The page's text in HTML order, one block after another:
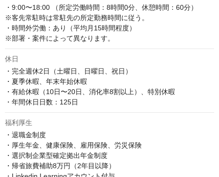
・9:00〜18:00 （所定労働時間：8時間0分、休憩時間：60分）
※客先常駐時は常駐先の所定勤務時間に従う。
・時間外労働：あり（平均月15時間程度）
※部署・案件によって異なります。
休日
・完全週休2日（土曜日、日曜日、祝日）
・夏季休暇、年末年始休暇
・有給休暇（10日〜20日、消化率8割以上）、特別休暇
・年間休日日数：125日
福利厚生
・退職金制度
・厚生年金、健康保険、雇用保険、労災保険
・選択制企業型確定拠出年金制度
・帰省旅費補助8万円（2年目以降）